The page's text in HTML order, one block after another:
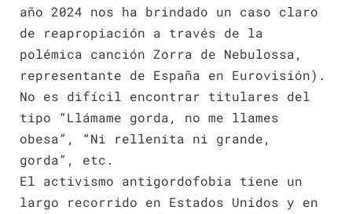
año 2024 nos ha brindado un caso claro
de reapropiación a través de la
polémica canción Zorra de Nebulossa,
representante de España en Eurovisión).
No es difícil encontrar titulares del
tipo “Llámame gorda, no me llames
obesa”, “Ni rellenita ni grande,
gorda”, etc.
El activismo antigordofobia tiene un
largo recorrido en Estados Unidos y en